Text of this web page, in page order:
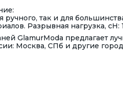
ручного, так и для
Разрывная нагрузка, сН:
GlamurModa предлагает
Москва, СПб и другие